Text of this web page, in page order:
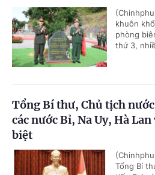
khuôn
phòng
thứ 3,
Tổng Bí thư, Chủ tịch
các nước Bỉ, Na Uy, Hà
biệt
Tổng Bí